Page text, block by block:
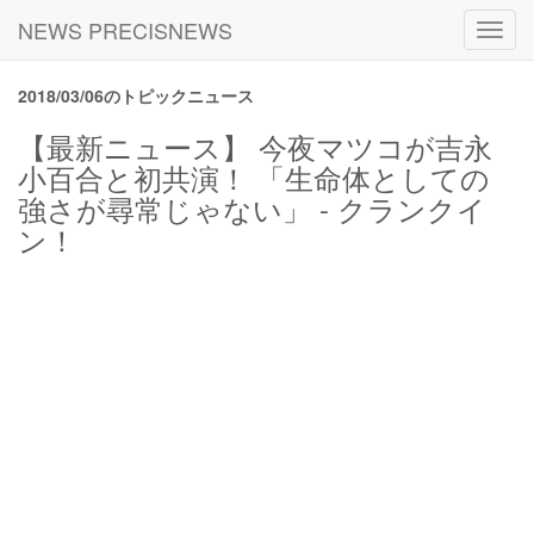
NEWS PRECISNEWS
2018/03/06のトピックニュース
【最新ニュース】 今夜マツコが吉永
小百合と初共演！ 「生命体としての
強さが尋常じゃない」 - クランクイ
ン！